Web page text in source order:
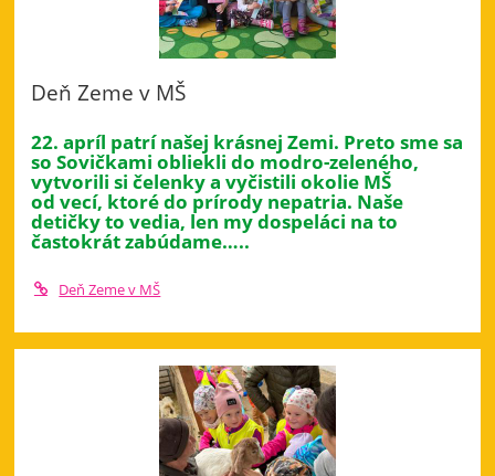
Deň Zeme v MŠ
22. apríl patrí našej krásnej Zemi. Preto sme sa
so Sovičkami obliekli do modro-zeleného,
vytvorili si čelenky a vyčistili okolie MŠ
od vecí, ktoré do prírody nepatria. Naše
detičky to vedia, len my dospeláci na to
častokrát zabúdame…..
Deň Zeme v MŠ